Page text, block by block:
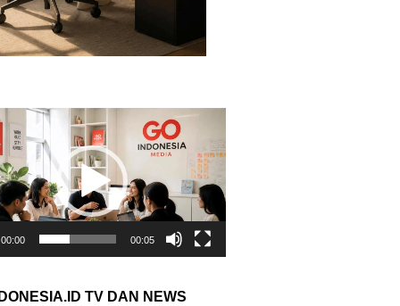
00:00 00:05
TV DAN NEWS